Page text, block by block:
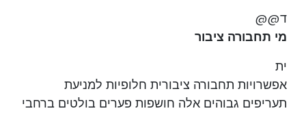
ד@@
מי תחבורה ציבור
ית
אפשרויות תחבורה ציבורית חלופיות למניעת
תעריפים גבוהים אלה חושפות פערים בולטים ברחבי